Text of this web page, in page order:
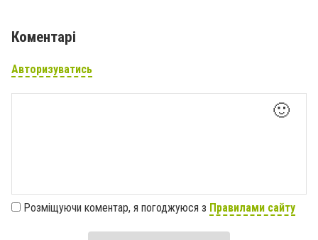
Коментарі
Авторизуватись
🙂
Розміщуючи коментар, я погоджуюся з Правилами сайту